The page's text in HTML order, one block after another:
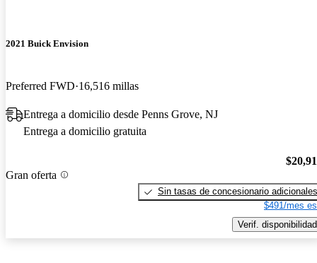
2021 Buick Envision
Preferred FWD 16,516 millas
Entrega a domicilio desde Penns Grove, NJ
Entrega a domicilio gratuita
Gran oferta
Sin tasas de concesionario adicionales
$491/mes
Verif. disponibilidad